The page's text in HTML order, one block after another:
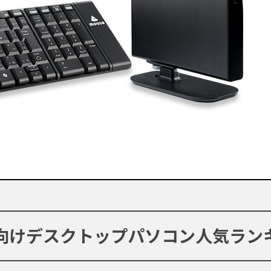
けデスクトップパソコン人気ラン